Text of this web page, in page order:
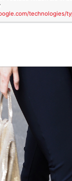
technologies/